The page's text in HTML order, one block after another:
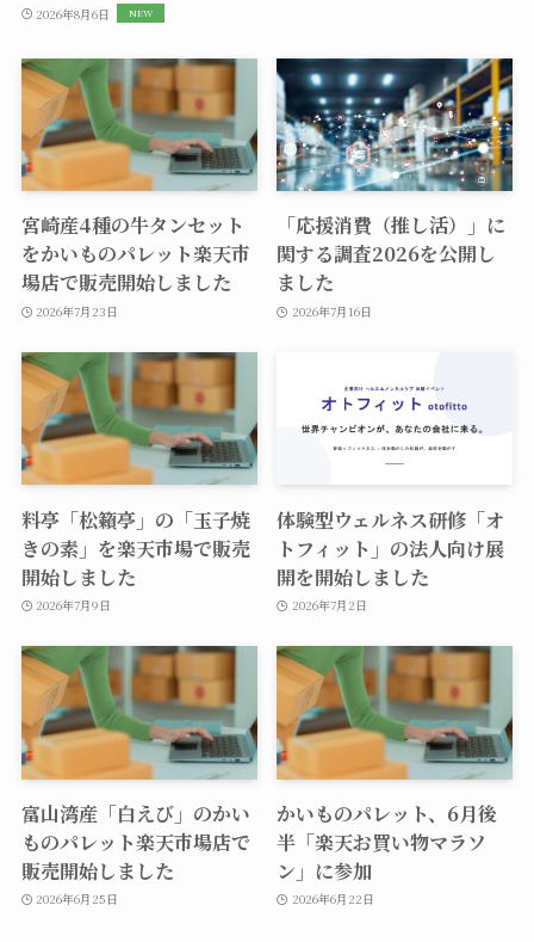
2026年8月6日
宮崎産4種の牛タンセット
をかいものパレット楽天市
場店で販売開始しました
2026年7月23日
「応援消費（推し活）」に
関する調査2026を公開し
ました
2026年7月16日
料亭「松籟亭」の「玉子焼
きの素」を楽天市場で販売
開始しました
2026年7月9日
体験型ウェルネス研修「オ
トフィット」の法人向け展
開を開始しました
2026年7月2日
富山湾産「白えび」のかい
ものパレット楽天市場店で
販売開始しました
2026年6月25日
かいものパレット、6月後
半「楽天お買い物マラソ
ン」に参加
2026年6月22日